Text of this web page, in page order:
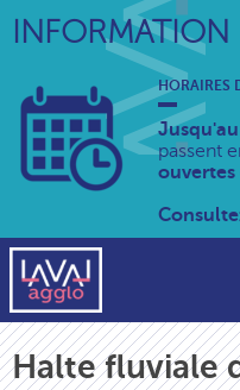
INFORMATION
HORAIRES
passent
ouvertes
Halte fluviale